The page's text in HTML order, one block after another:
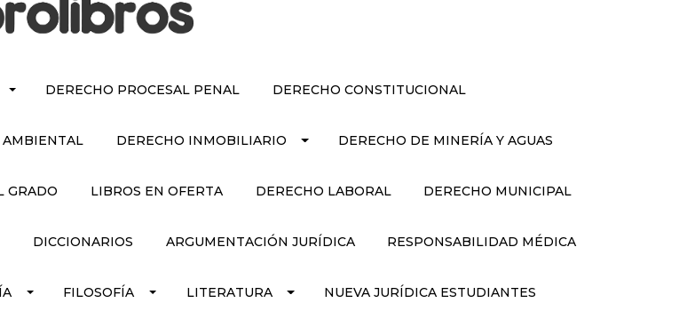
DERECHO PROCESAL PENAL DERECHO CONSTITUCIONAL
AMBIENTAL DERECHO INMOBILIARIO DERECHO DE MINERÍA Y AGUAS
GRADO LIBROS EN OFERTA DERECHO LABORAL DERECHO MUNICIPAL
DICCIONARIOS ARGUMENTACIÓN JURÍDICA RESPONSABILIDAD MÉDICA
FILOSOFÍA LITERATURA NUEVA JURÍDICA ESTUDIANTES